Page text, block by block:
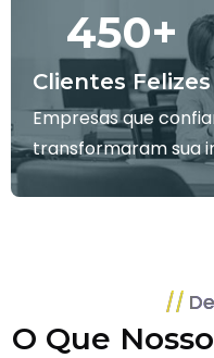
Clientes Felizes
450+
Empresas que
transformaram sua
O Que